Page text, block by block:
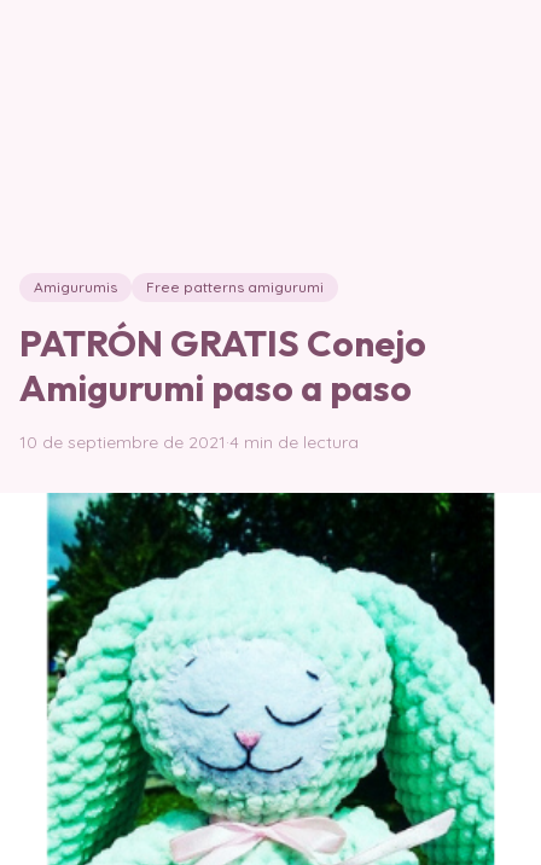
Amigurumis Free patterns amigurumi
PATRÓN GRATIS Conejo
Amigurumi paso a paso
10 de septiembre de 2021·4 min de lectura